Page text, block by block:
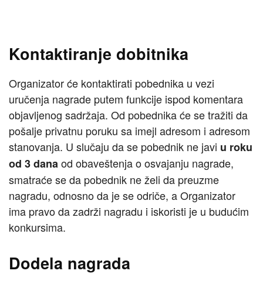
Kontaktiranje dobitnika
Organizator će kontaktirati pobednika u vezi
uručenja nagrade putem funkcije ispod komentara
objavljenog sadržaja. Od pobednika će se tražiti da
pošalje privatnu poruku sa imejl adresom i adresom
stanovanja. U slučaju da se pobednik ne javi u roku
od 3 danaod obaveštenja o osvajanju nagrade,
smatraće se da pobednik ne želi da preuzme
nagradu, odnosno da je se odriče, a Organizator
ima pravo da zadrži nagradu i iskoristi je u budućim
konkursima.
Dodela nagrada